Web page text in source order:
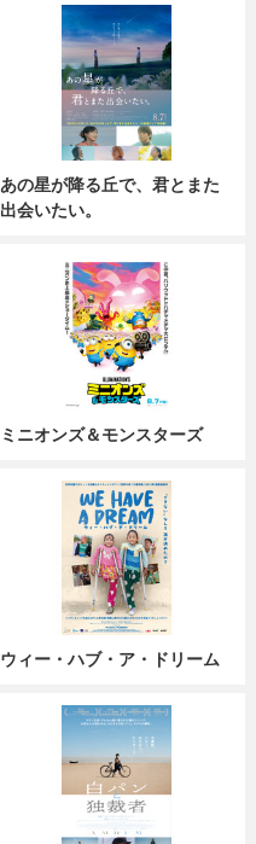
あの星が降る丘で、君とまた
出会いたい。
ミニオンズ＆モンスターズ
ウィー・ハブ・ア・ドリーム